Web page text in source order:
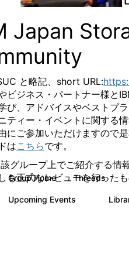
Japan
と略記、 short URL:
ビジネス・パートナー様と
び、アドバイスやベストプ
ティー・イベントに関する
にご参加いただけますので是
はこちらです。
グループ上でご紹介する情
も正式なレビューを行ったも
Group Home Threads 7
Upcoming Events